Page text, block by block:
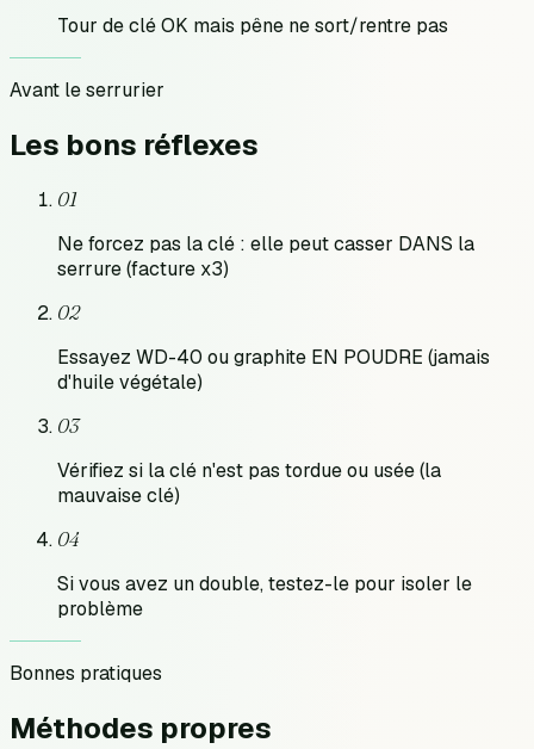
Tour de clé OK mais pêne ne sort/rentre pas
Avant le serrurier
Les bons réflexes
01
Ne forcez pas la clé : elle peut casser DANS la
serrure (facture x3)
02
Essayez WD-40 ou graphite EN POUDRE (jamais
d'huile végétale)
03
Vérifiez si la clé n'est pas tordue ou usée (la
mauvaise clé)
04
Si vous avez un double, testez-le pour isoler le
problème
Bonnes pratiques
Méthodes propres